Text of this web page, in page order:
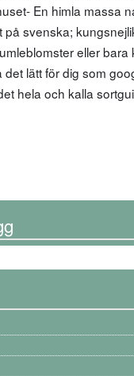
En himla massa
på svenska;
eller bara
det lätt för dig som
hela och kalla